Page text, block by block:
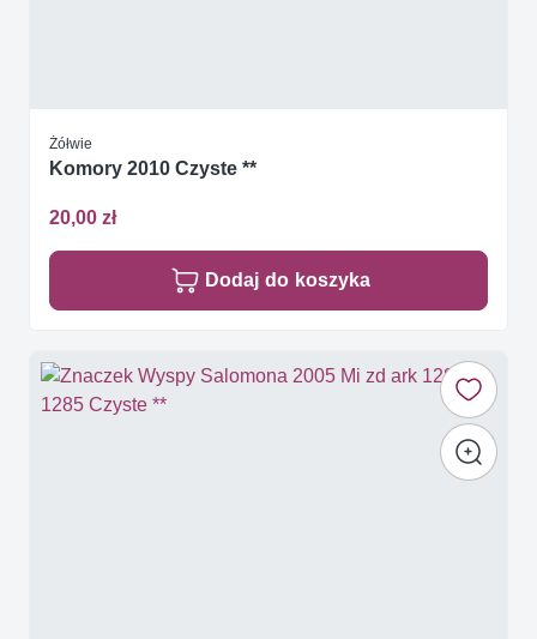
Żółwie
Komory 2010 Czyste **
20,00 zł
Dodaj do koszyka